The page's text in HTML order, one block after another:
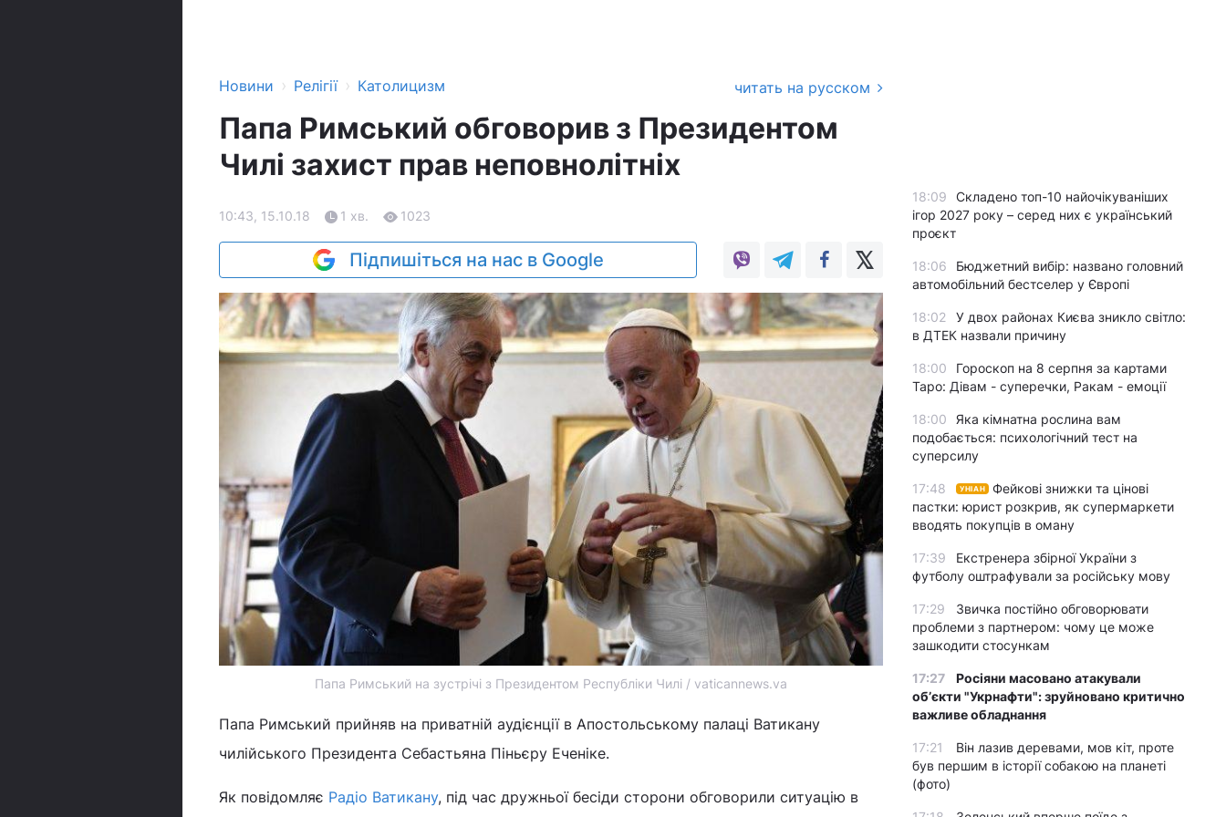
Новини › Релігії › Католицизм читать на русском
Папа Римський обговорив з Президентом
Чилі захист прав неповнолітніх
10:43, 15.10.18 1 хв. 1023
Підпишіться на нас в Google
Папа Римський на зустрічі з Президентом Республіки Чилі / vaticannews.va
Папа Римський прийняв на приватній аудієнції в Апостольському палаці Ватикану
чилійського Президента Себастьяна Піньєру Еченіке.
Як повідомляє Радіо Ватикану, під час дружньої бесіди сторони обговорили ситуацію в
18:09
Складено топ-10 найочікуваніших
ігор 2027 року – серед них є український
проєкт
18:06
Бюджетний вибір: названо головний
автомобільний бестселер у Європі
18:02
У двох районах Києва зникло світло:
в ДТЕК назвали причину
18:00
Гороскоп на 8 серпня за картами
Таро: Дівам - суперечки, Ракам - емоції
18:00
Яка кімнатна рослина вам
подобається: психологічний тест на
суперсилу
17:48 УНІАН
Фейкові знижки та цінові
пастки: юрист розкрив, як супермаркети
вводять покупців в оману
17:39
Екстренера збірної України з
футболу оштрафували за російську мову
17:29
Звичка постійно обговорювати
проблеми з партнером: чому це може
зашкодити стосункам
17:27
Росіяни масовано атакували
обʼєкти "Укрнафти": зруйновано критично
важливе обладнання
17:21
Він лазив деревами, мов кіт, проте
був першим в історії собакою на планеті
(фото)